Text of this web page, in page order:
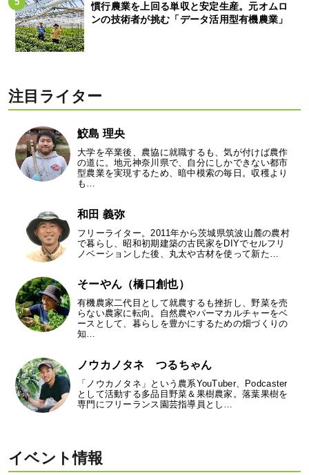
慣行農業を上回る単収と安定生産。元オムロ
ンの技術者が挑む「データ活用型有機農業」
注目ライター
鮫島 理央
大学を卒業後、農協に就職するも、気が付けば農作
の道に。地元神奈川県で、自分にしかできない都市
型農業を実現するため、暗中模索の毎日。収穫より
も…
和田 義弥
フリーライター。2011年から茨城県筑波山麓の農村
で暮らし、昭和初期建築の古民家をDIYでセルフリ
ノベーションした後、丸太や古材を使って新た…
そーやん（橋口創也）
有機農家二代目として就農するも挫折し、野菜を売
らない農家に転向。自然農やパーマカルチャーをベ
ースとして、暮らしを豊かにするための畑づくりの
知…
ノウカノタネ つるちゃん
「ノウカノタネ」という農系YouTuber、Podcaster
として活動する多品目野菜＆果樹農家。落葉果樹を
専門にフリーランス園芸指導員とし…
イベント情報